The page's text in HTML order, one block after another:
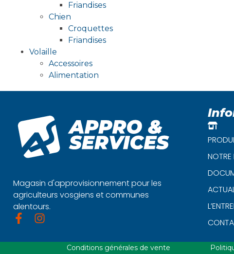
Friandises
Chien
Croquettes
Friandises
Volaille
Accessoires
Alimentation
Magasin d'approvisionnement pour les
agriculteurs vosgiens et communes
alentours.
Conditions générales de vente